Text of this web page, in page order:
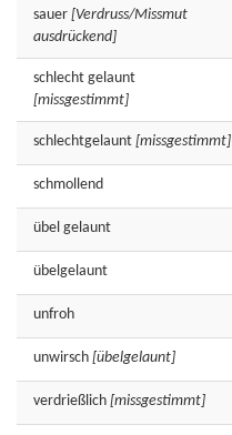
sauer [Verdruss/Missmut
ausdrückend]
schlecht gelaunt
[missgestimmt]
schlechtgelaunt [missgestimmt]
schmollend
übel gelaunt
übelgelaunt
unfroh
unwirsch [übelgelaunt]
verdrießlich [missgestimmt]